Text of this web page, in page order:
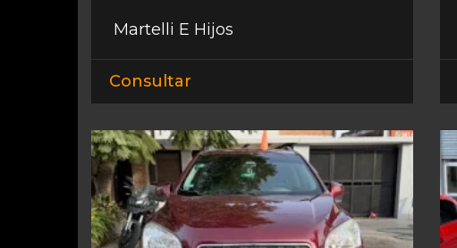
Martelli E Hijos
Consultar